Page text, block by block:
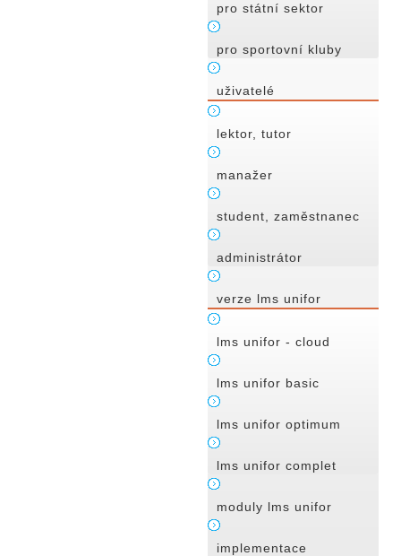
pro státní sektor
pro sportovní kluby
uživatelé
lektor, tutor
manažer
student, zaměstnanec
administrátor
verze lms unifor
lms unifor - cloud
lms unifor basic
lms unifor optimum
lms unifor complet
moduly lms unifor
implementace